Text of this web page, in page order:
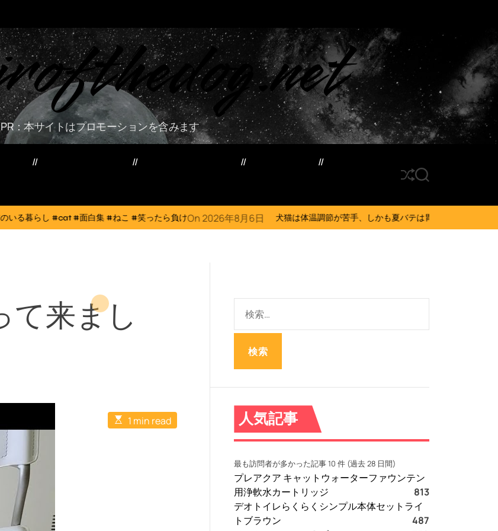
PR：本サイトはプロモーションを含みます
S
u
ff
l
S
A
R
C
面白集 #ねこ #笑ったら負けOn2026年8月6日 犬猫は体温調節が苦手、しかも夏バテは胃腸に出る…そんなときの対処法と
て来まし
E
s
1 min read
:
人気記事
最も訪問者が多かった記事 10 件 (過去 28 日間)
プレアクア キャットウォーターファウンテン
用浄軟水カートリッジ
813
デオトイレらくらくシンプル本体セットライ
トブラウン
487